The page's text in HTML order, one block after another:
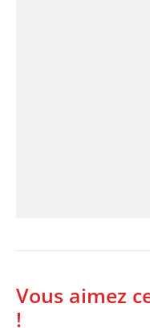
Vous aimez
!